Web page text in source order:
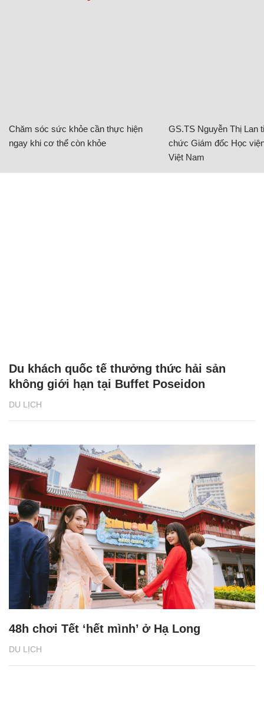
Chăm sóc sức khỏe cần thực hiện
ngay khi cơ thể còn khỏe
GS.TS Nguyễn Thị Lan
chức Giám đốc Học
Việt Nam
DU LỊCH
Du khách quốc tế thưởng thức hải sản
không giới hạn tại Buffet Poseidon
DU LỊCH
48h chơi Tết ‘hết mình’ ở Hạ Long